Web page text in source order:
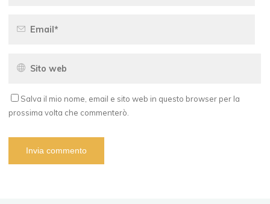
Salva il mio nome, email e sito web in questo browser per la
prossima volta che commenterò.